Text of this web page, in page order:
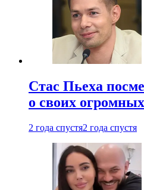
Стас Пьеха
о своих
2 года спустя2 года спустя